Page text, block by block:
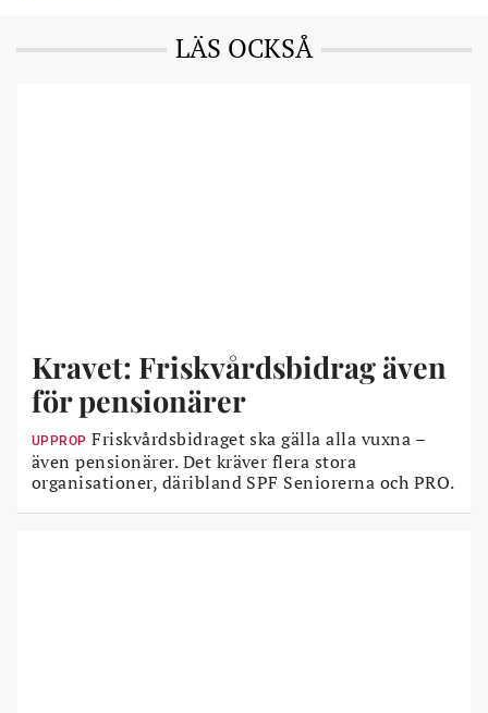
LÄS OCKSÅ
Kravet: Friskvårdsbidrag även
för pensionärer
UPPROP Friskvårdsbidraget ska gälla alla vuxna –
även pensionärer. Det kräver flera stora
organisationer, däribland SPF Seniorerna och PRO.